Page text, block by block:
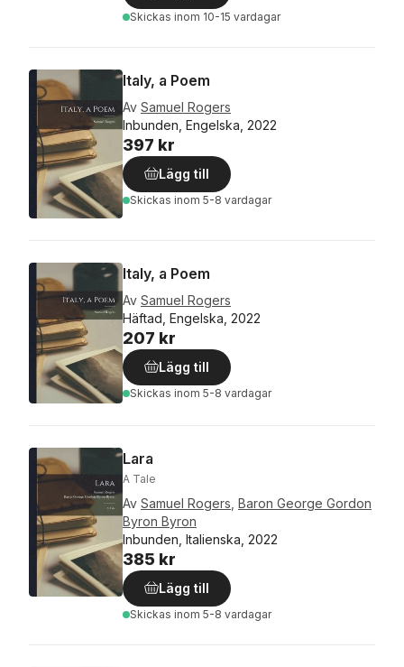
Skickas inom 10-15 vardagar
Italy, a Poem
Av Samuel Rogers
Inbunden, Engelska, 2022
397 kr
Lägg till
Skickas inom 5-8 vardagar
Italy, a Poem
Av Samuel Rogers
Häftad, Engelska, 2022
207 kr
Lägg till
Skickas inom 5-8 vardagar
Lara
A Tale
Av Samuel Rogers Baron George Gordon
Byron Byron
Inbunden, Italienska, 2022
385 kr
Lägg till
Skickas inom 5-8 vardagar